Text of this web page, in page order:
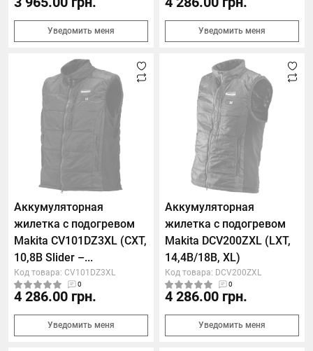
Уведомить меня Уведомить меня
Аккумуляторная
жилетка с подогревом
Makita CV101DZ3XL (СXT,
10,8В Slider –...
Код товара: CV101DZ3XL
0
4 286.00 грн.
Уведомить меня
Аккумуляторная
жилетка с подогревом
Makita DCV200ZXL (LXT,
14,4В/18В, XL)
Код товара: DCV200ZXL
0
4 286.00 грн.
Уведомить меня